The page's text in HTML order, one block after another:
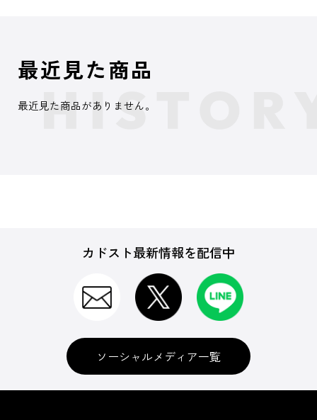
最近見た商品
最近見た商品がありません。
カドスト最新情報を配信中
ソーシャルメディア一覧